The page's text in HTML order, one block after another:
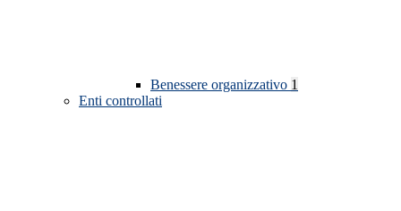
Benessere organizzativo 1
Enti controllati